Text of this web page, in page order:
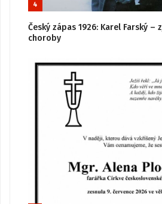
4
Český zápas 1926: Karel Farský –
choroby